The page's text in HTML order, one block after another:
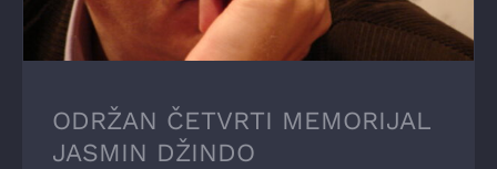
ODRŽAN ČETVRTI MEMORIJAL
JASMIN DŽINDO